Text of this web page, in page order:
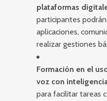
plataformas
participantes
aplicaciones,
realizar gestiones
Formación en el
voz con
para facilitar tareas